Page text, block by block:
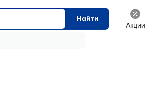
Найти
Акции